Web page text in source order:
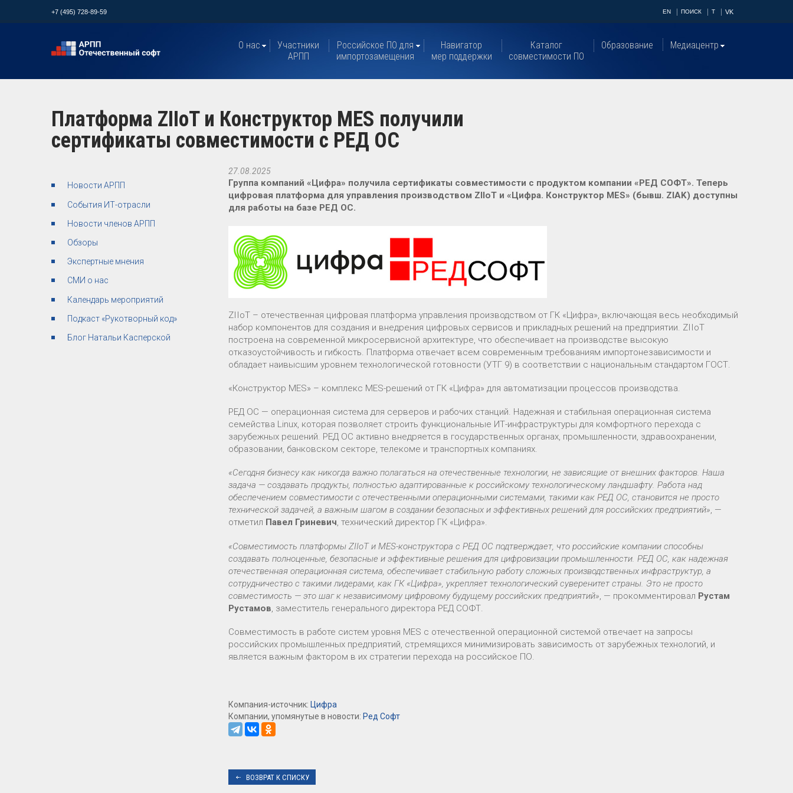
+7 (495) 728-89-59 EN ПОИСК T VK
О нас
Участники
АРПП
Российское ПО для
импортозамещения
Навигатор
мер поддержки
Каталог
совместимости ПО
Образование Медиацентр
Платформа ZIIoT и Конструктор MES получили
сертификаты совместимости c РЕД ОС
Новости АРПП
События ИТ-отрасли
Новости членов АРПП
Обзоры
Экспертные мнения
СМИ о нас
Календарь мероприятий
Подкаст «Рукотворный код»
Блог Натальи Касперской
27.08.2025
Группа компаний «Цифра» получила сертификаты совместимости с продуктом компании «РЕД СОФТ». Теперь
цифровая платформа для управления производством ZIIoT и «Цифра. Конструктор MES» (бывш. ZIAK) доступны
для работы на базе РЕД ОС.
ZIIoT – отечественная цифровая платформа управления производством от ГК «Цифра», включающая весь необходимый
набор компонентов для создания и внедрения цифровых сервисов и прикладных решений на предприятии. ZIIoT
построена на современной микросервисной архитектуре, что обеспечивает на производстве высокую
отказоустойчивость и гибкость. Платформа отвечает всем современным требованиям импортонезависимости и
обладает наивысшим уровнем технологической готовности (УТГ 9) в соответствии с национальным стандартом ГОСТ.
«Конструктор MES» – комплекс MES-решений от ГК «Цифра» для автоматизации процессов производства.
РЕД ОС — операционная система для серверов и рабочих станций. Надежная и стабильная операционная система
семейства Linux, которая позволяет строить функциональные ИТ-инфраструктуры для комфортного перехода с
зарубежных решений. РЕД ОС активно внедряется в государственных органах, промышленности, здравоохранении,
образовании, банковском секторе, телекоме и транспортных компаниях.
«Сегодня бизнесу как никогда важно полагаться на отечественные технологии, не зависящие от внешних факторов. Наша
задача — создавать продукты, полностью адаптированные к российскому технологическому ландшафту. Работа над
обеспечением совместимости с отечественными операционными системами, такими как РЕД ОС, становится не просто
технической задачей, а важным шагом в создании безопасных и эффективных решений для российских предприятий», —
отметил Павел Гриневич, технический директор ГК «Цифра».
«Совместимость платформы ZIIoT и MES-конструктора с РЕД ОС подтверждает, что российские компании способны
создавать полноценные, безопасные и эффективные решения для цифровизации промышленности. РЕД ОС, как надежная
отечественная операционная система, обеспечивает стабильную работу сложных производственных инфраструктур, а
сотрудничество с такими лидерами, как ГК «Цифра», укрепляет технологический суверенитет страны. Это не просто
совместимость — это шаг к независимому цифровому будущему российских предприятий», — прокомментировал Рустам
Рустамов, заместитель генерального директора РЕД СОФТ.
Совместимость в работе систем уровня MES c отечественной операционной системой отвечает на запросы
российских промышленных предприятий, стремящихся минимизировать зависимость от зарубежных технологий, и
является важным фактором в их стратегии перехода на российское ПО.
Компания-источник: Цифра
Компании, упомянутые в новости: Ред Софт
ВОЗВРАТ К СПИСКУ